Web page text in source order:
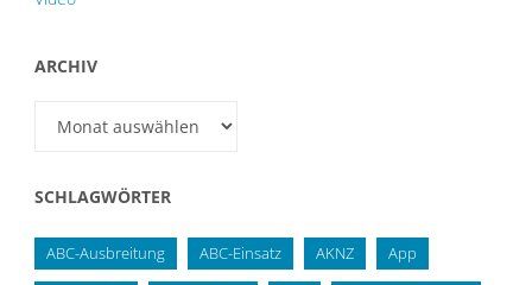
ARCHIV
SCHLAGWÖRTER
ABC-Ausbreitung ABC-Einsatz AKNZ App